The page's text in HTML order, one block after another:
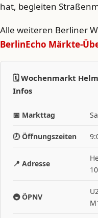
hat, begleiten
Alle weiteren Berliner
BerlinEcho Märkte-
🗓️ Wochenmarkt
Infos
📅 Markttag
🕗 Öffnungszeiten
📍 Adresse
🚇 ÖPNV